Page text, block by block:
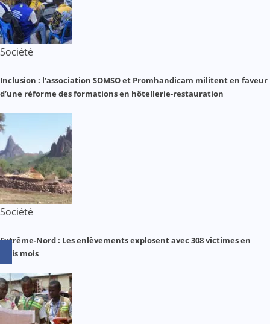
Société
Inclusion : l’association SOMSO et Promhandicam militent en faveur
d’une réforme des formations en hôtellerie-restauration
Société
Extrême-Nord : Les enlèvements explosent avec 308 victimes en
trois mois